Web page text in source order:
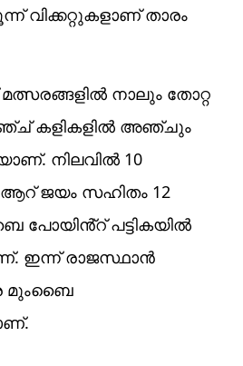
വിക്കറ്റുകളാണ് താരം
നാലും തോറ്റ
കളികളിൽ അഞ്ചും
നിലവിൽ 10
ആറ് ജയം സഹിതം 12
പോയിൻ്റ് പട്ടികയിൽ
ഇന്ന് രാജസ്ഥാൻ
മുംബൈ